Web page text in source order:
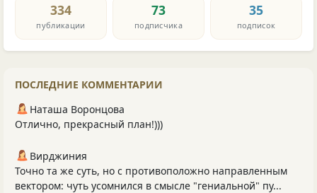
334
публикации
73
подписчика
35
подписок
ПОСЛЕДНИЕ КОММЕНТАРИИ
Наташа Воронцова
Отлично, прекрасный план!)))
Вирджиния
Точно та же суть, но с противоположно направленным
вектором: чуть усомнился в смысле "гениальной" пу...